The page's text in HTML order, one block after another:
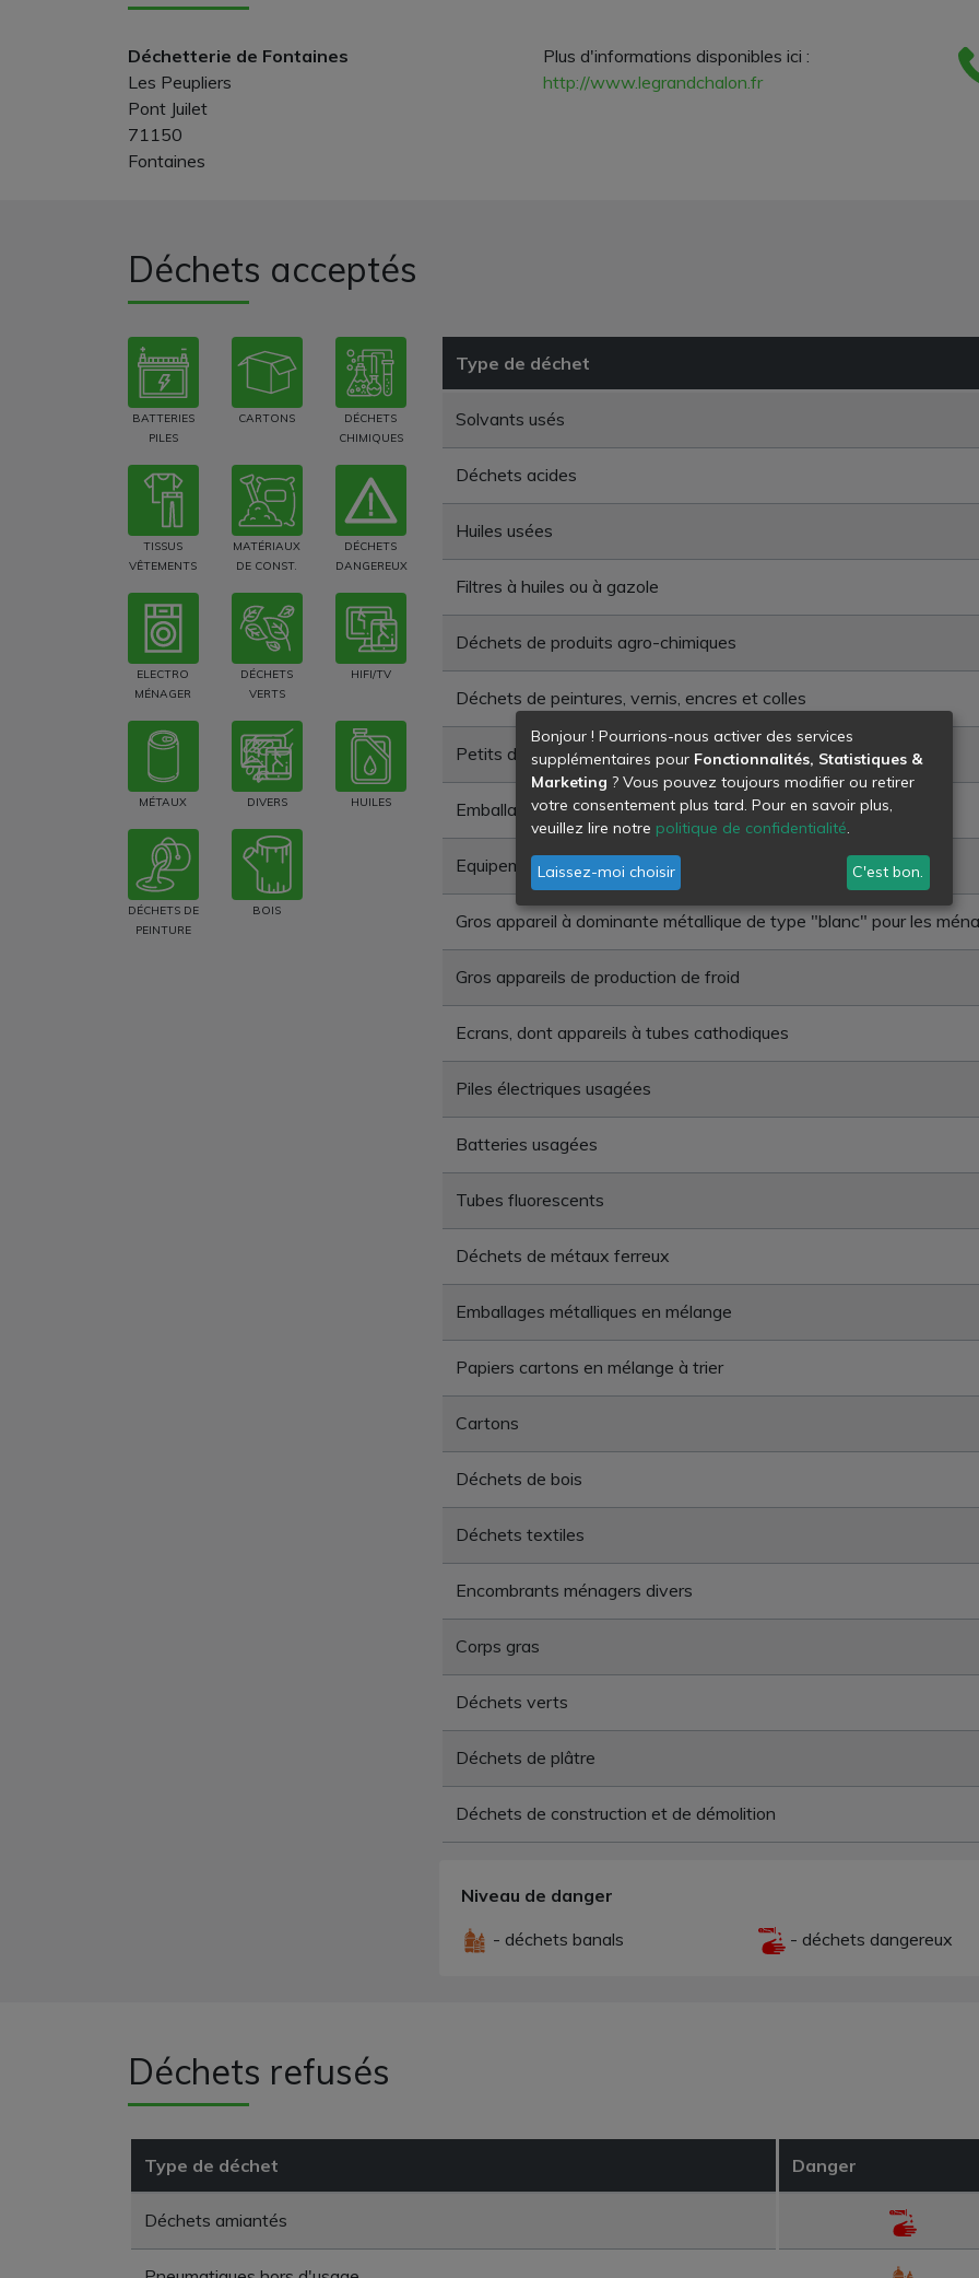
Déchetterie de Fontaines
Les Peupliers
Pont Juilet
71150
Fontaines
Plus d'informations disponibles ici :
http://www.legrandchalon.fr
Déchets acceptés
BATTERIES
PILES
CARTONS
DÉCHETS
CHIMIQUES
TISSUS
VÊTEMENTS
MATÉRIAUX
DE CONST.
DÉCHETS
DANGEREUX
ELECTRO
MÉNAGER
DÉCHETS
VERTS
HIFI/TV
MÉTAUX DIVERS HUILES
DÉCHETS DE
PEINTURE
BOIS
Type de déchet
Solvants usés
Déchets acides
Huiles usées
Filtres à huiles ou à gazole
Déchets de produits agro-chimiques
Déchets de peintures, vernis, encres et colles
Petits déchets chimiques en mélange
Emballages souillés par une substance dangereuse
Equipements électriques et électroniques hors d'usage
Gros appareil à dominante métallique de type "blanc" pour les
Gros appareils de production de froid
Ecrans, dont appareils à tubes cathodiques
Piles électriques usagées
Batteries usagées
Tubes fluorescents
Déchets de métaux ferreux
Emballages métalliques en mélange
Papiers cartons en mélange à trier
Cartons
Déchets de bois
Déchets textiles
Encombrants ménagers divers
Corps gras
Déchets verts
Déchets de plâtre
Déchets de construction et de démolition
Niveau de danger
- déchets banals
- déchets dangereux
Déchets refusés
Type de déchet Danger
Déchets amiantés
Bonjour ! Pourrions-nous activer des services
supplémentaires pour Fonctionnalités, Statistiques &
Marketing ? Vous pouvez toujours modifier ou retirer
votre consentement plus tard. Pour en savoir plus,
veuillez lire notre politique de confidentialité.
Laissez-moi choisir C'est bon.